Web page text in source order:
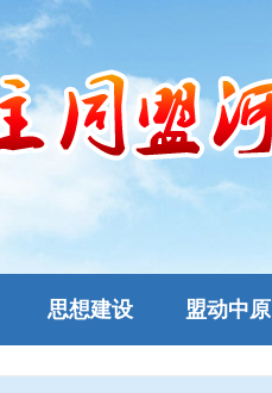
思想建设 盟动中原